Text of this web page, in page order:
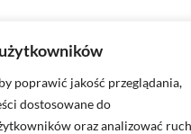
poprawić jakość przeglądania,
dostosowane do
oraz analizować ruch